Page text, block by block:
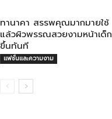
ทานาคา สรรพคุณมากมายใช้
แล้วผิวพรรณสวยงามหน้าเด็ก
ขึ้นทันที
แฟชั่นและความงาม